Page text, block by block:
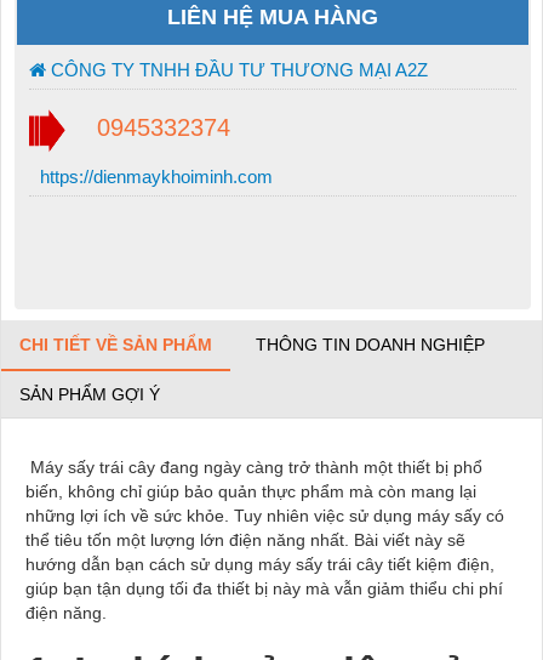
LIÊN HỆ MUA HÀNG
CÔNG TY TNHH ĐẦU TƯ THƯƠNG MẠI A2Z
0945332374
https://dienmaykhoiminh.com
CHI TIẾT VỀ SẢN PHẨM THÔNG TIN DOANH NGHIỆP
SẢN PHẨM GỢI Ý
Máy sấy trái cây đang ngày càng trở thành một thiết bị phổ
biến, không chỉ giúp bảo quản thực phẩm mà còn mang lại
những lợi ích về sức khỏe. Tuy nhiên việc sử dụng máy sấy có
thể tiêu tốn một lượng lớn điện năng nhất. Bài viết này sẽ
hướng dẫn bạn cách sử dụng máy sấy trái cây tiết kiệm điện,
giúp bạn tận dụng tối đa thiết bị này mà vẫn giảm thiểu chi phí
điện năng.